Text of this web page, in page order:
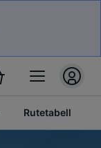
Rutetabell